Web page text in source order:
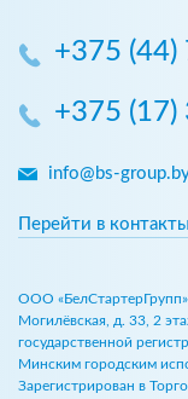
+375
+375
info@bs-
Перейти в контакты
ООО
Могилёвская, д. 33, 2
государственной
Минским городским
Зарегистрирован в